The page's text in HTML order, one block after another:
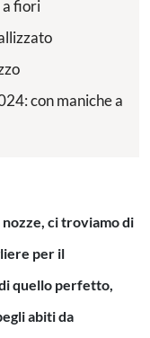
fiori
con maniche a
ci troviamo di
per il
quello perfetto,
abiti da